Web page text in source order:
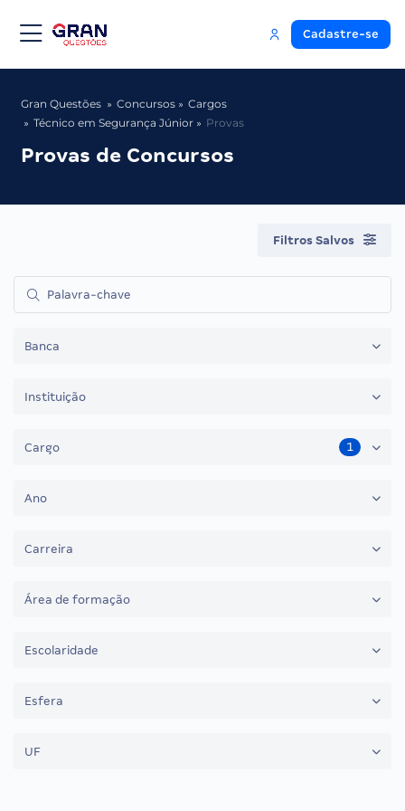
Cadastre-se
Gran Questões Concursos
Cargos
Técnico em Segurança Júnior
Provas
Provas de Concursos
Filtros Salvos
Banca
Instituição
Cargo 1
Ano
Carreira
Área de formação
Escolaridade
Esfera
UF